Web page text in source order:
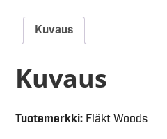
Kuvaus
Kuvaus
Tuotemerkki: Fläkt Woods